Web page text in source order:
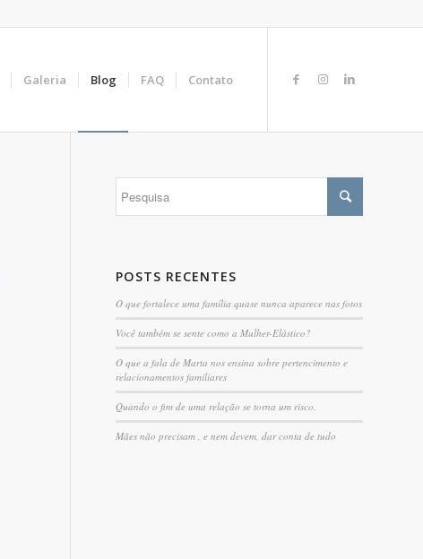
Galeria Blog FAQ Contato
POSTS RECENTES
O que fortalece uma família quase nunca aparece nas fotos
Você também se sente como a Mulher-Elástico?
O que a fala de Marta nos ensina sobre pertencimento e
relacionamentos familiares
Quando o fim de uma relação se torna um risco.
Mães não precisam , e nem devem, dar conta de tudo